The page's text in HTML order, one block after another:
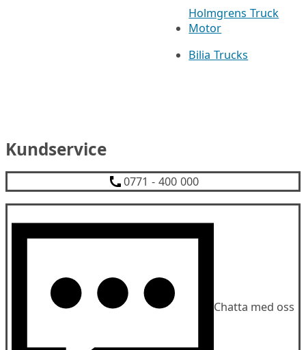
Holmgrens Truck
Motor
Bilia Trucks
Kundservice
0771 - 400 000
Chatta med oss